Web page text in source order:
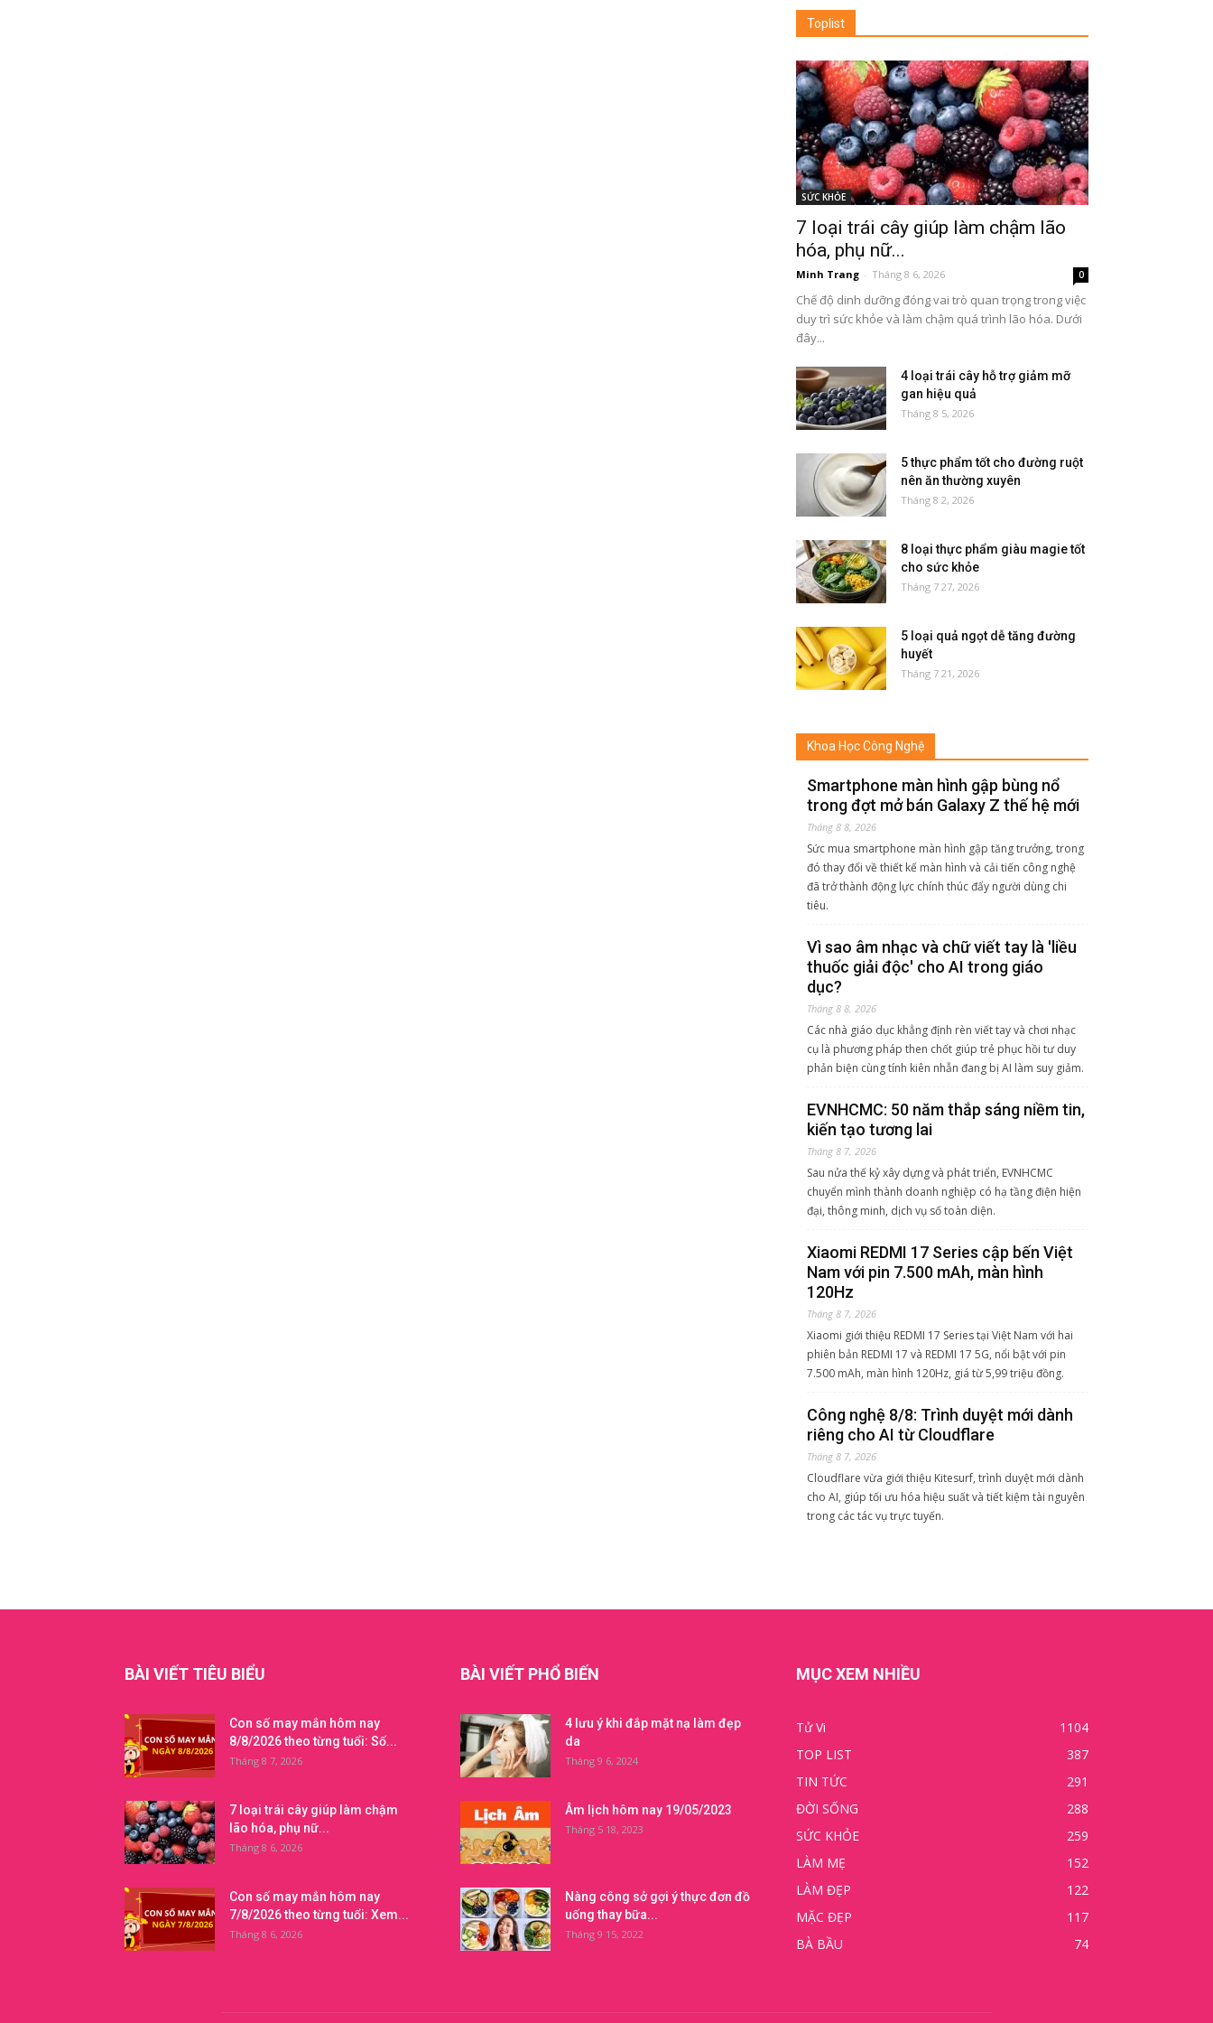
Toplist
SỨC KHỎE
7 loại trái cây giúp làm chậm lão
hóa, phụ nữ...
Minh Trang - Tháng 8 6, 2026 0
Chế độ dinh dưỡng đóng vai trò quan trọng trong việc
duy trì sức khỏe và làm chậm quá trình lão hóa. Dưới
đây...
4 loại trái cây hỗ trợ giảm mỡ
gan hiệu quả
Tháng 8 5, 2026
5 thực phẩm tốt cho đường ruột
nên ăn thường xuyên
Tháng 8 2, 2026
8 loại thực phẩm giàu magie tốt
cho sức khỏe
Tháng 7 27, 2026
5 loại quả ngọt dễ tăng đường
huyết
Tháng 7 21, 2026
Khoa Học Công Nghệ
Smartphone màn hình gập bùng nổ
trong đợt mở bán Galaxy Z thế hệ mới
Tháng 8 8, 2026
Sức mua smartphone màn hình gập tăng trưởng, trong
đó thay đổi về thiết kế màn hình và cải tiến công nghệ
đã trở thành động lực chính thúc đẩy người dùng chi
tiêu.
Vì sao âm nhạc và chữ viết tay là 'liều
thuốc giải độc' cho AI trong giáo
dục?
Tháng 8 8, 2026
Các nhà giáo dục khẳng định rèn viết tay và chơi nhạc
cụ là phương pháp then chốt giúp trẻ phục hồi tư duy
phản biện cùng tính kiên nhẫn đang bị AI làm suy giảm.
EVNHCMC: 50 năm thắp sáng niềm tin,
kiến tạo tương lai
Tháng 8 7, 2026
Sau nửa thế kỷ xây dựng và phát triển, EVNHCMC
chuyển mình thành doanh nghiệp có hạ tầng điện hiện
đại, thông minh, dịch vụ số toàn diện.
Xiaomi REDMI 17 Series cập bến Việt
Nam với pin 7.500 mAh, màn hình
120Hz
Tháng 8 7, 2026
Xiaomi giới thiệu REDMI 17 Series tại Việt Nam với hai
phiên bản REDMI 17 và REDMI 17 5G, nổi bật với pin
7.500 mAh, màn hình 120Hz, giá từ 5,99 triệu đồng.
Công nghệ 8/8: Trình duyệt mới dành
riêng cho AI từ Cloudflare
Tháng 8 7, 2026
Cloudflare vừa giới thiệu Kitesurf, trình duyệt mới dành
cho AI, giúp tối ưu hóa hiệu suất và tiết kiệm tài nguyên
trong các tác vụ trực tuyến.
BÀI VIẾT TIÊU BIỂU
Con số may mắn hôm nay
8/8/2026 theo từng tuổi: Số...
Tháng 8 7, 2026
7 loại trái cây giúp làm chậm
lão hóa, phụ nữ...
Tháng 8 6, 2026
Con số may mắn hôm nay
7/8/2026 theo từng tuổi: Xem...
Tháng 8 6, 2026
BÀI VIẾT PHỔ BIẾN
4 lưu ý khi đắp mặt nạ làm đẹp
da
Tháng 9 6, 2024
Âm lịch hôm nay 19/05/2023
Tháng 5 18, 2023
Nàng công sở gợi ý thực đơn đồ
uống thay bữa...
Tháng 9 15, 2022
MỤC XEM NHIỀU
Tử Vi
1104
TOP LIST
387
TIN TỨC
291
ĐỜI SỐNG
288
SỨC KHỎE
259
LÀM MẸ
152
LÀM ĐẸP
122
MẶC ĐẸP
117
BÀ BẦU
74